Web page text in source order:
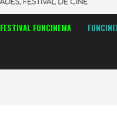
FESTIVAL FUNCINEMA